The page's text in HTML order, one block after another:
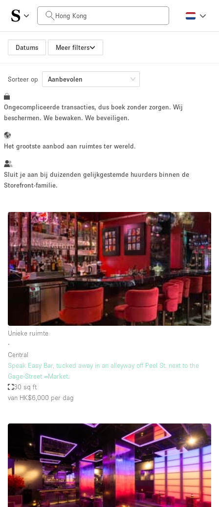
Datums Meer filters
Prijs per dag
HK$0
Grootte ruimte
100 sq ft 5000+ sq ft
~ 13 mensen
Een
fotoshoot
maken
Conferentie Vergadering Kantoor
Winkel
delen
Type ruimte
Advertentieruimte
Atelier / Werkplaats
Boetiek / Winkel
Boot
Container
Creatieve ruimte
Dak
Evenementruimte
Foto / Filmstudio
Sorteer op Aanbevolen
Ongecompliceerde transacties, dus boek zonder zorgen. Wij
beschermen. We bewaken. We beveiligen.
Het grootste aanbod aan ruimtes ter wereld.
Sluit je aan bij duizenden gelijkgestemde huurders binnen de
Storefront-familie.
Unieke ruimte
∙
Central
Speak Easy Bar, tucked away in an alleyway off Peel St. next to the
Gage-Street =Market.
30 sq ft
van HK$6,000 per dag